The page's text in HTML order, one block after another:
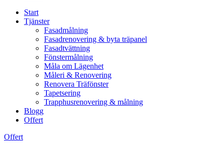
Start
Tjänster
Fasadmålning
Fasadrenovering & byta träpanel
Fasadtvättning
Fönstermålning
Måla om Lägenhet
Måleri & Renovering
Renovera Träfönster
Tapetsering
Trapphusrenovering & målning
Blogg
Offert
Offert